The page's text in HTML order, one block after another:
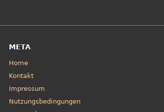
META
Home
Kontakt
Impressum
Nutzungsbedingungen